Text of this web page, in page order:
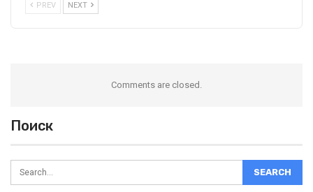
PREV NEXT
Comments are closed.
Поиск